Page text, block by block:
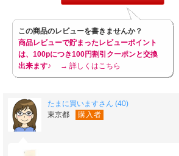
この商品のレビューを書きませんか？
商品レビューで貯まったレビューポイント
は、100pにつき100円割引クーポンと交換
出来ます♪
→ 詳しくはこちら
たまに買いますさん (40)
東京都
購入者